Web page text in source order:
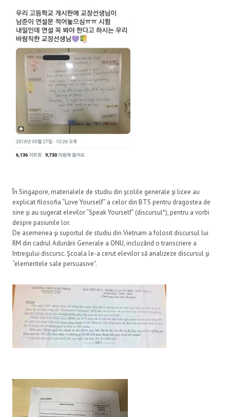
În Singapore, materialele de studiu din şcolile generale şi licee au
explicat filosofia “Love Yourself” a celor din BTS pentru dragostea de
sine şi au sugerat elevilor “Speak Yourself” (discursul*), pentru a vorbi
despre pasiunile lor.
De asemenea şi suportul de studiu din Vietnam a folosit discursul lui
RM din cadrul Adunării Generale a ONU, incluzând o transcriere a
întregului discursc. Şcoala le-a cerut elevilor să analizeze discursul şi
“elementele sale persuasive”.